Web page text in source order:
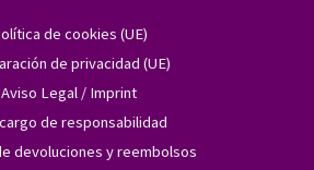
de cookies (UE)
de privacidad (UE)
Aviso Legal / Imprint
de responsabilidad
devoluciones y reembolsos